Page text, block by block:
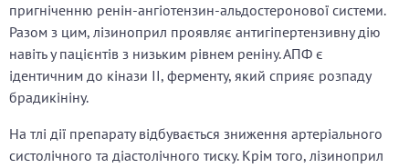
пригніченню ренін-ангіотензин-альдостеронової системи.
Разом з цим, лізиноприл проявляє антигіпертензивну дію
навіть у пацієнтів з низьким рівнем реніну. АПФ є
ідентичним до кінази II, ферменту, який сприяє розпаду
брадикініну.
На тлі дії препарату відбувається зниження артеріального
систолічного та діастолічного тиску. Крім того, лізиноприл